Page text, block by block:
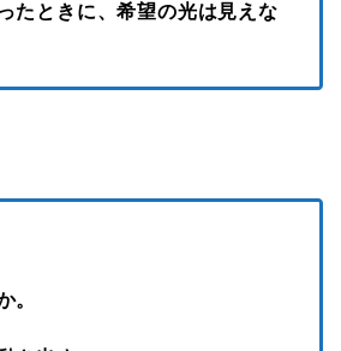
たときに、希望の光は見えな
。